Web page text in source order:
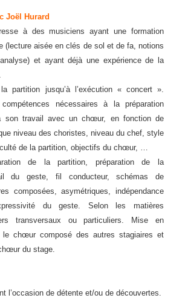
Joël Hurard
à des musiciens ayant une formation
(lecture aisée en clés de sol et de fa, notions
et ayant déjà une expérience de la
partition jusqu’à l’exécution « concert ».
nécessaires à la préparation
son travail avec un chœur, en fonction de
niveau des choristes, niveau du chef, style
de la partition, objectifs du chœur, …
de la partition, préparation de la
du geste, fil conducteur, schémas de
composées, asymétriques, indépendance
du geste. Selon les matières
transversaux ou particuliers. Mise en
le chœur composé des autres stagiaires et
du stage.
l’occasion de détente et/ou de découvertes.